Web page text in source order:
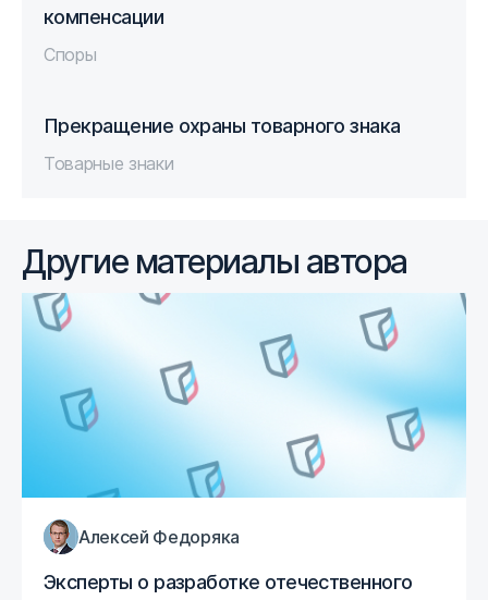
Споры
компенсации
Товарные знаки
Прекращение охраны товарного знака
Другие материалы автора
Эксперты о разработке отечественного
Алексей Федоряка